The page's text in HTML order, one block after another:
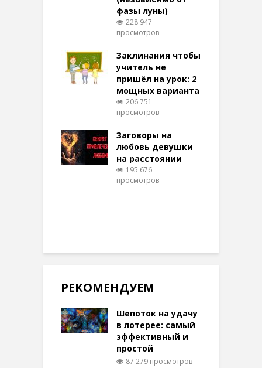
фазы луны)
228 947
просмотров
Заклинания чтобы
учитель не
пришёл на урок: 2
мощных варианта
206 751
просмотров
Заговоры на
любовь девушки
на расстоянии
195 676
просмотров
РЕКОМЕНДУЕМ
Шепоток на удачу
в лотерее: самый
эффективный и
простой
87 279 просмотров